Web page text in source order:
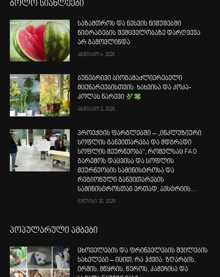
ბოლო სიახლეები
საზამთროს და ნესვის ნიმუშებში
ნიტრატების შემცველობაზე დარღვევა
არ გამოვლინდა
აგვისტო 4, 2026
ბუნებრივი ბიოგამაძლიერებელი
მცენარეებისთვის: ხახვისა და კოკა-
კოლას ნარევი
აგვისტო 3, 2026
პროექტის ფარგლებში – „ინკლუზიური
სოფლის განვითარება და მდგრადი
სოფლის მეურნეობა“, რომელსაც FAO
გარემოს დაცვისა და სოფლის
მეურნეობის სამინისტროსა და
რეგიონული განვითარების
სამინისტროსთან ერთად, ავსტრიის...
ივლისი 30, 2026
პოპულარული ამბები
ცხოველების და ფრინველების შვილების
სახელები – იცით, რა ჰქვია: ზღარბის,
ირმის, მწყრის, წეროს, კამეჩისა და